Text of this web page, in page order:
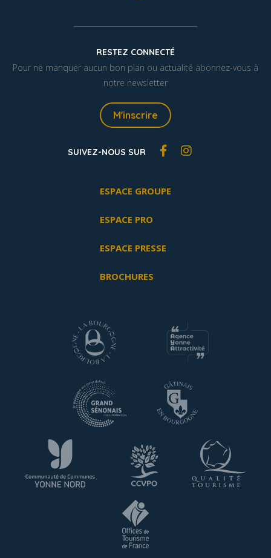
RESTEZ CONNECTÉ
Pour ne manquer aucun bon plan ou actualité abonnez-vous à
notre newsletter
M'inscrire
SUIVEZ-NOUS SUR
ESPACE GROUPE
ESPACE PRO
ESPACE PRESSE
BROCHURES